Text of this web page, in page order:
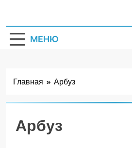
МЕНЮ
Главная Арбуз
Арбуз